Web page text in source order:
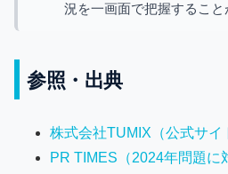
況を一画面で把握すること
参照・出典
株式会社TUMIX（公式サイ
PR TIMES（2024年問題に